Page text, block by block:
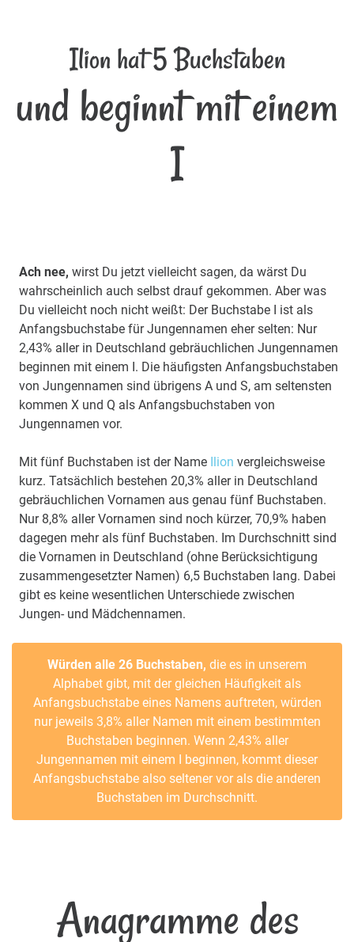
Ilion hat 5 Buchstaben
und beginnt mit einem
I
Ach nee, wirst Du jetzt vielleicht sagen, da wärst Du
wahrscheinlich auch selbst drauf gekommen. Aber was
Du vielleicht noch nicht weißt: Der Buchstabe I ist als
Anfangsbuchstabe für Jungennamen eher selten: Nur
2,43% aller in Deutschland gebräuchlichen Jungennamen
beginnen mit einem I. Die häufigsten Anfangsbuchstaben
von Jungennamen sind übrigens A und S, am seltensten
kommen X und Q als Anfangsbuchstaben von
Jungennamen vor.
Mit fünf Buchstaben ist der Name Ilion vergleichsweise
kurz. Tatsächlich bestehen 20,3% aller in Deutschland
gebräuchlichen Vornamen aus genau fünf Buchstaben.
Nur 8,8% aller Vornamen sind noch kürzer, 70,9% haben
dagegen mehr als fünf Buchstaben. Im Durchschnitt sind
die Vornamen in Deutschland (ohne Berücksichtigung
zusammengesetzter Namen) 6,5 Buchstaben lang. Dabei
gibt es keine wesentlichen Unterschiede zwischen
Jungen- und Mädchennamen.
Würden alle 26 Buchstaben, die es in unserem
Alphabet gibt, mit der gleichen Häufigkeit als
Anfangsbuchstabe eines Namens auftreten, würden
nur jeweils 3,8% aller Namen mit einem bestimmten
Buchstaben beginnen. Wenn 2,43% aller
Jungennamen mit einem I beginnen, kommt dieser
Anfangsbuchstabe also seltener vor als die anderen
Buchstaben im Durchschnitt.
Anagramme des